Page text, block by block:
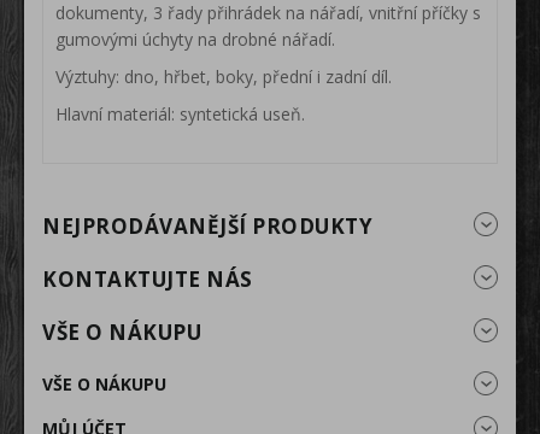
dokumenty, 3 řady přihrádek na nářadí, vnitřní příčky s
gumovými úchyty na drobné nářadí.
Výztuhy: dno, hřbet, boky, přední i zadní díl.
Hlavní materiál: syntetická useň.
NEJPRODÁVANĚJŠÍ PRODUKTY
KONTAKTUJTE NÁS
VŠE O NÁKUPU
VŠE O NÁKUPU
MŮJ ÚČET